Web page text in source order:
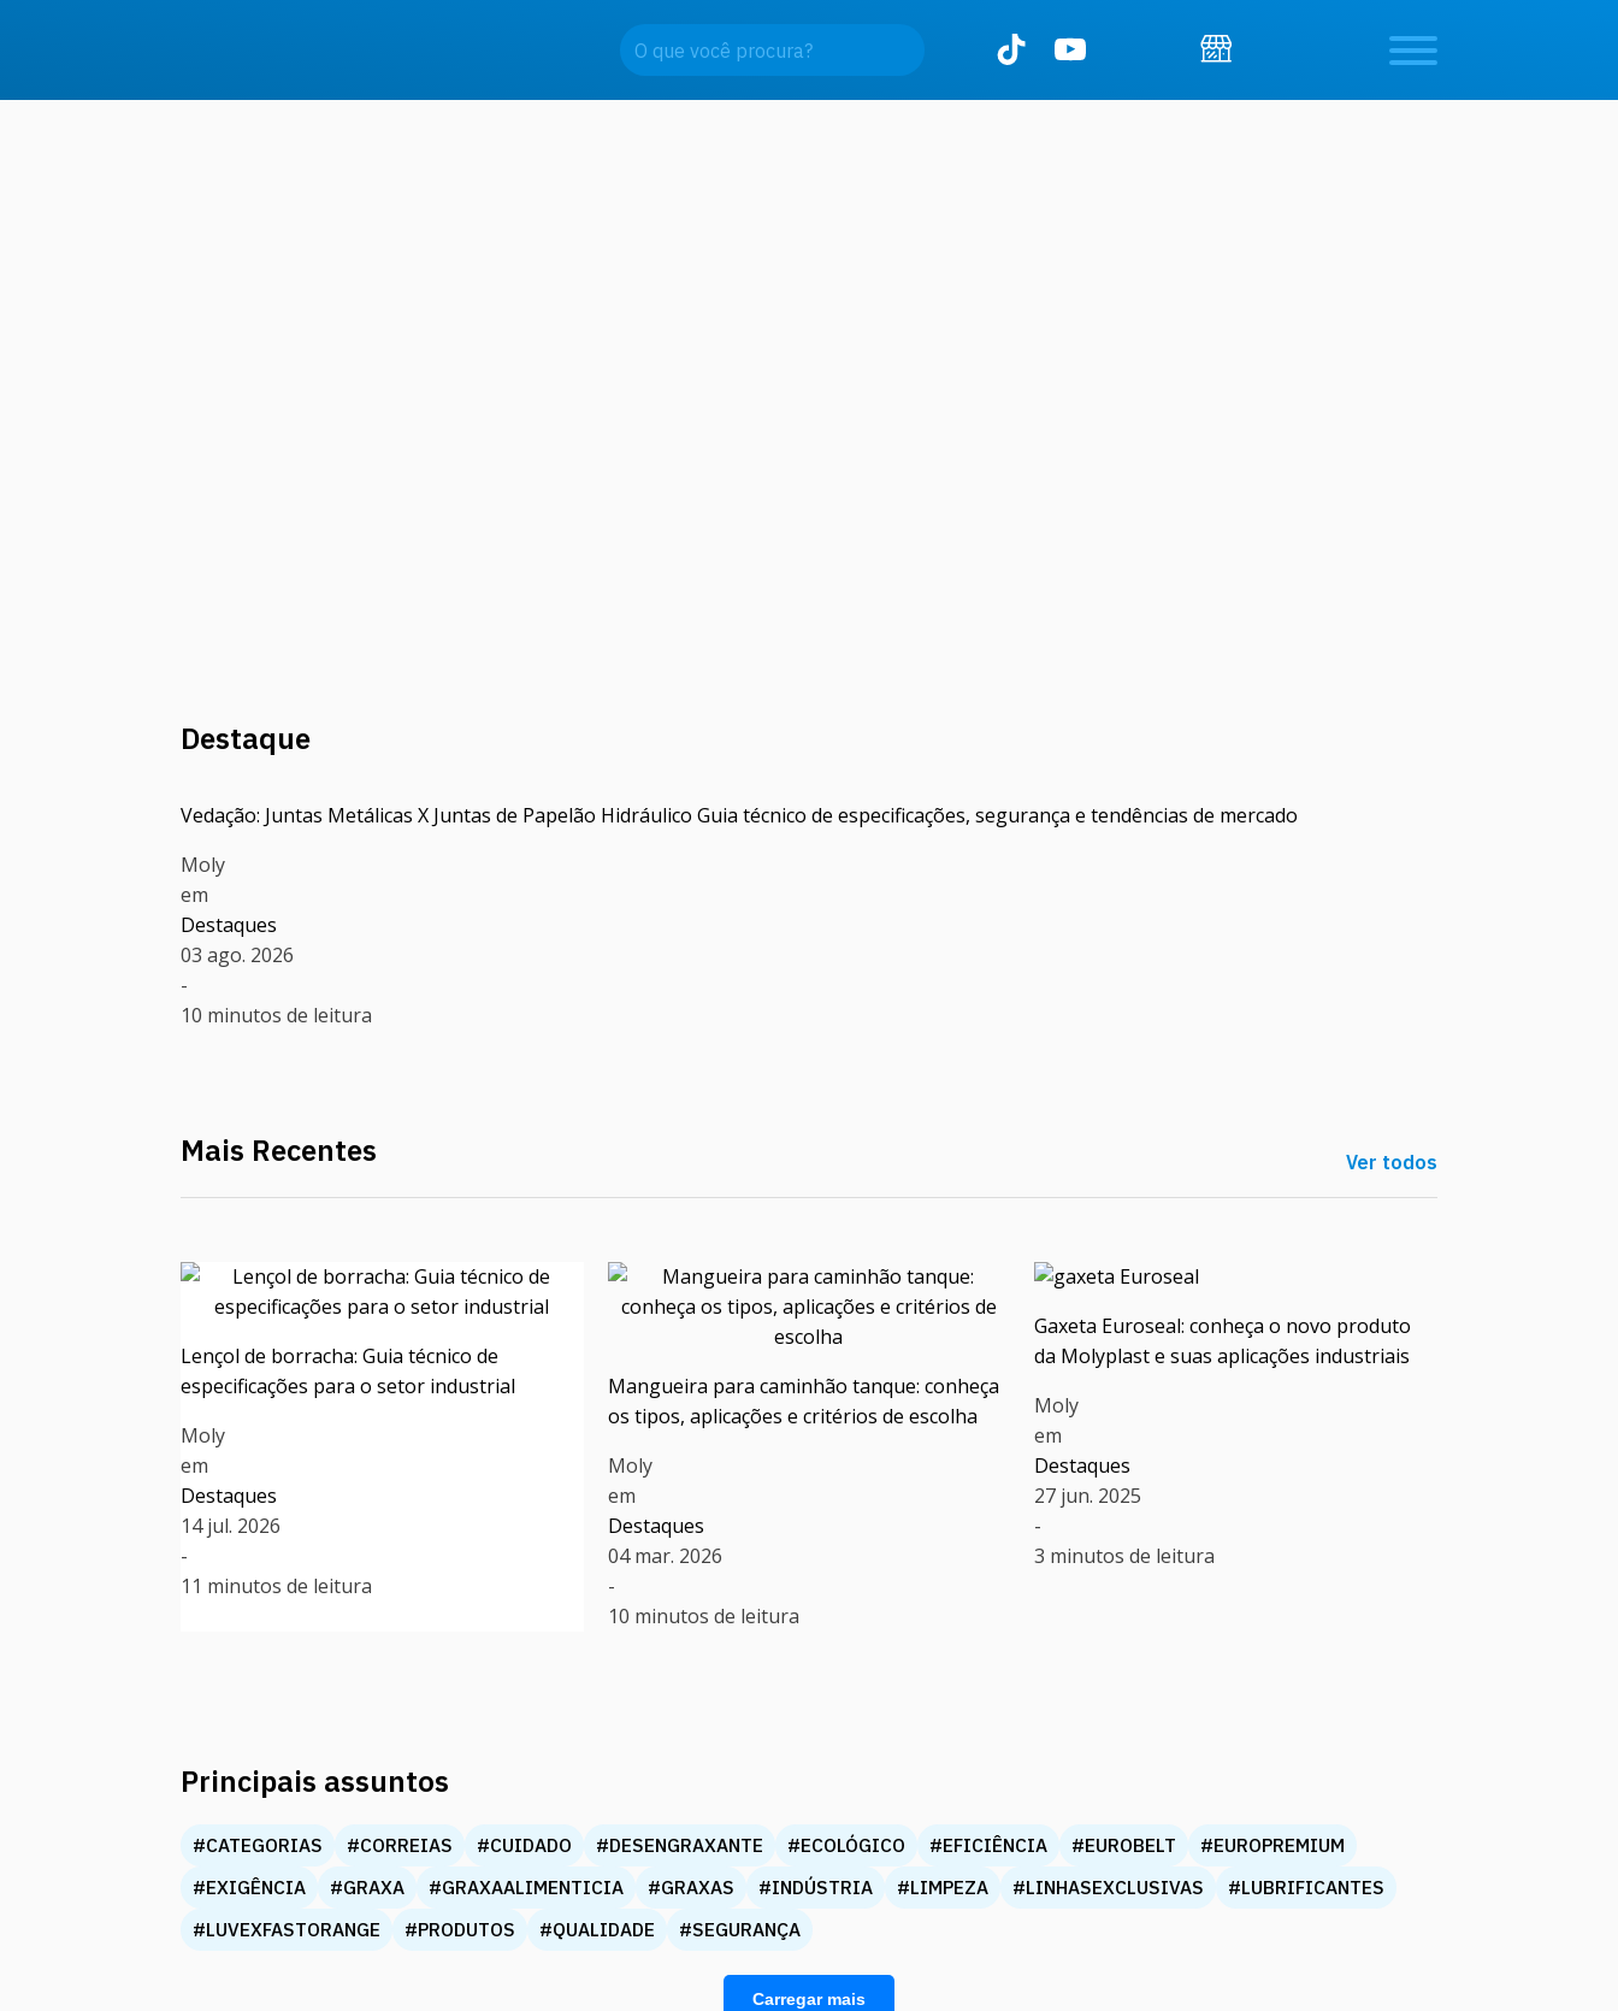
Destaque
Vedação: Juntas Metálicas X Juntas de Papelão Hidráulico Guia técnico de especificações, segurança e tendências de mercado
Moly
em
Destaques
03 ago. 2026
-
10 minutos de leitura
Mais Recentes Ver todos
Lençol de borracha: Guia técnico de
especificações para o setor industrial
Moly
em
Destaques
14 jul. 2026
-
11 minutos de leitura
Mangueira para caminhão tanque: conheça
os tipos, aplicações e critérios de escolha
Moly
em
Destaques
04 mar. 2026
-
10 minutos de leitura
Gaxeta Euroseal: conheça o novo produto
da Molyplast e suas aplicações industriais
Moly
em
Destaques
27 jun. 2025
-
3 minutos de leitura
Principais assuntos
#CATEGORIAS #CORREIAS #CUIDADO #DESENGRAXANTE #ECOLÓGICO #EFICIÊNCIA #EUROBELT
#EUROPREMIUM
#EXIGÊNCIA
#GRAXA #GRAXAALIMENTICIA #GRAXAS #INDÚSTRIA #LIMPEZA #LINHASEXCLUSIVAS
#LUBRIFICANTES
#LUVEXFASTORANGE
#PRODUTOS #QUALIDADE #SEGURANÇA
Carregar mais